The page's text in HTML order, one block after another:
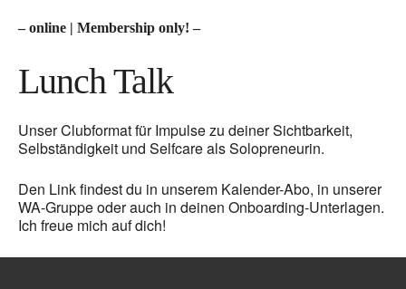
– online | Membership only! –
Lunch Talk
Unser Clubformat für Impulse zu deiner Sichtbarkeit,
Selbständigkeit und Selfcare als Solopreneurin.
Den Link findest du in unserem Kalender-Abo, in unserer
WA-Gruppe oder auch in deinen Onboarding-Unterlagen.
Ich freue mich auf dich!